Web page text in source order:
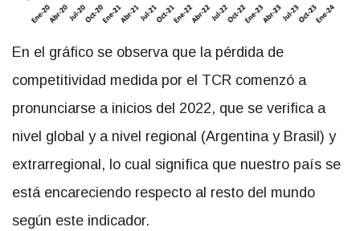
En el gráfico se observa que la pérdida de
competitividad medida por el TCR comenzó a
pronunciarse a inicios del 2022, que se verifica a
nivel global y a nivel regional (Argentina y Brasil) y
extrarregional, lo cual significa que nuestro país se
está encareciendo respecto al resto del mundo
según este indicador.